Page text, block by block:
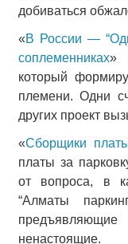
добиваться
«В России —
соплеменниках»
который
племени. Одни
других проект
«Сборщики
платы за
от вопроса, в
“Алматы
ненастоящие.